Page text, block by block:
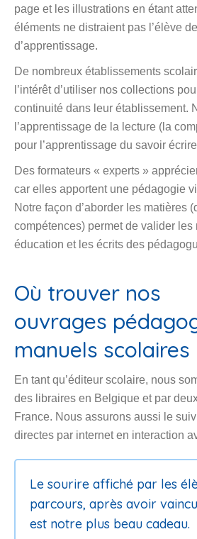
De nombreux établissements
l’intérêt d’utiliser nos collections
continuité dans leur établissement.
Des formateurs « experts »
car elles apportent une pédagogie
Notre façon d’aborder les matières
éducation et les écrits des
Où trouver nos
ouvrages
manuels scolaires ?
En tant qu’éditeur scolaire, nous
des libraires en Belgique et par
France. Nous assurons aussi le
Le sourire affiché par les
parcours, après avoir vaincu
est notre plus beau cadeau.